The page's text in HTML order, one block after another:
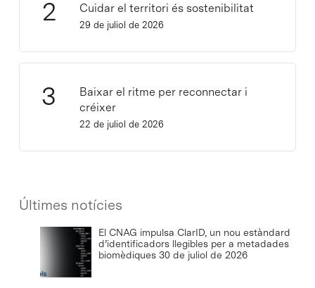
Cuidar el territori és sostenibilitat
29 de juliol de 2026
Baixar el ritme per reconnectar i
créixer
22 de juliol de 2026
Últimes notícies
El CNAG impulsa ClarID, un nou estàndard
d’identificadors llegibles per a metadades
biomèdiques 30 de juliol de 2026